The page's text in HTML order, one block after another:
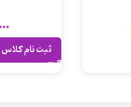
ثبت نام کلاس